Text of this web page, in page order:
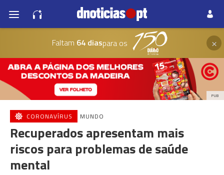
Faltam 64 diaspara os ×
PUB
CORONAVÍRUS MUNDO
Recuperados apresentam mais
riscos para problemas de saúde
mental